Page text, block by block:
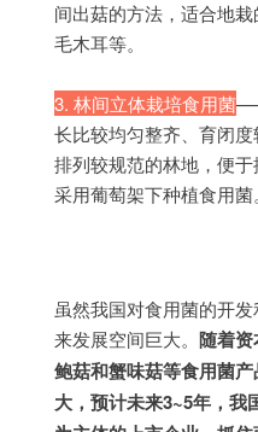
间出菇的方法，适合地栽
毛木耳等。
3. 林间立体栽培食用菌
长比较均匀整齐、育闭
排列较规范的林地，便
采用葡萄架下种植食用菌。
虽然我国对食用菌的开
来发展空间巨大。 随着
鲍菇和蟹味菇等食用菌
大，预计未来3~5年，我